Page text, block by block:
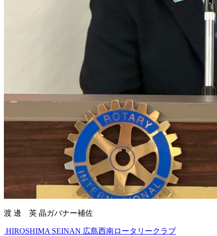
渡 邊 英 晶ガバナー補佐
HIROSHIMA SEINAN 広島西南ロータリークラブ